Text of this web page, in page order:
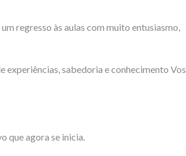
regresso às aulas com muito entusiasmo,
experiências, sabedoria e conhecimento Vos
que agora se inicia.